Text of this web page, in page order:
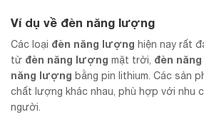
Ví dụ về đèn năng lượng
Các loại đèn năng lượng hiện nay rất
từ đèn năng lượng mặt trời, đèn
năng lượng bằng pin lithium. Các sản
chất lượng khác nhau, phù hợp với nhu
người.